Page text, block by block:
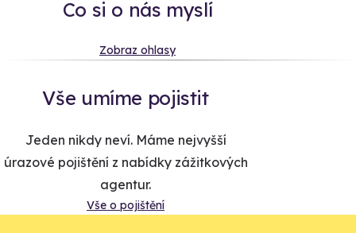
Co si o nás myslí
Zobraz ohlasy
Vše umíme pojistit
Jeden nikdy neví. Máme nejvyšší
úrazové pojištění z nabídky zážitkových
agentur.
Vše o pojištění